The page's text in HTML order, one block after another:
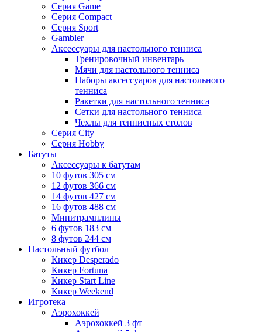
Серия Game
Серия Compact
Серия Sport
Gambler
Аксессуары для настольного тенниса
Тренировочный инвентарь
Мячи для настольного тенниса
Наборы аксессуаров для настольного
тенниса
Ракетки для настольного тенниса
Сетки для настольного тенниса
Чехлы для теннисных столов
Серия City
Серия Hobby
Батуты
Аксессуары к батутам
10 футов 305 см
12 футов 366 см
14 футов 427 см
16 футов 488 см
Минитрамплины
6 футов 183 см
8 футов 244 см
Настольный футбол
Кикер Desperado
Кикер Fortuna
Кикер Start Line
Кикер Weekend
Игротека
Аэрохоккей
Аэрохоккей 3 фт